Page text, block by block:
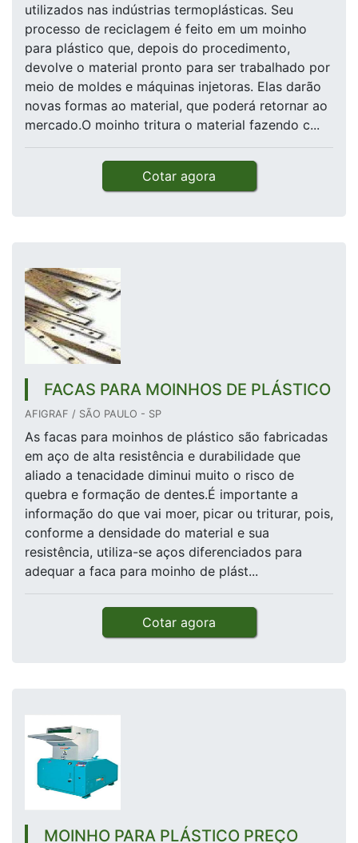
utilizados nas indústrias termoplásticas. Seu
processo de reciclagem é feito em um moinho
para plástico que, depois do procedimento,
devolve o material pronto para ser trabalhado por
meio de moldes e máquinas injetoras. Elas darão
novas formas ao material, que poderá retornar ao
mercado.O moinho tritura o material fazendo c...
Cotar agora
FACAS PARA MOINHOS DE PLÁSTICO
AFIGRAF / SÃO PAULO - SP
As facas para moinhos de plástico são fabricadas
em aço de alta resistência e durabilidade que
aliado a tenacidade diminui muito o risco de
quebra e formação de dentes.É importante a
informação do que vai moer, picar ou triturar, pois,
conforme a densidade do material e sua
resistência, utiliza-se aços diferenciados para
adequar a faca para moinho de plást...
Cotar agora
MOINHO PARA PLÁSTICO PREÇO